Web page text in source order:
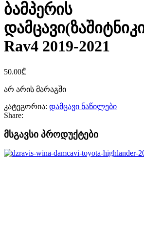
ბამპერის
Rav4 2019-2021
50.00₾
არ არის მარაგში
კატეგორია: დამცავი ნაწილები
Share:
მსგავსი პროდუქტები